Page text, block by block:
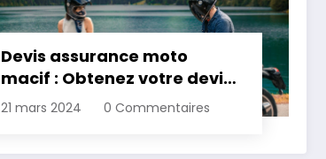
Devis assurance moto
macif : Obtenez votre devis
personnalisé
21 mars 2024 0 Commentaires